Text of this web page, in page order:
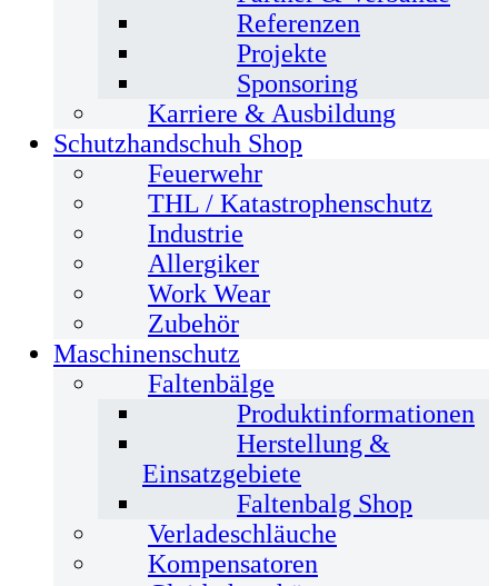
Referenzen
Projekte
Sponsoring
Karriere & Ausbildung
Schutzhandschuh Shop
Feuerwehr
THL / Katastrophenschutz
Industrie
Allergiker
Work Wear
Zubehör
Maschinenschutz
Faltenbälge
Produktinformationen
Herstellung &
Einsatzgebiete
Faltenbalg Shop
Verladeschläuche
Kompensatoren